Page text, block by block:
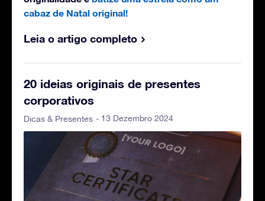
cabaz de Natal original!
Leia o artigo completo
20 ideias originais de presentes
corporativos
Dicas & Presentes - 13 Dezembro 2024